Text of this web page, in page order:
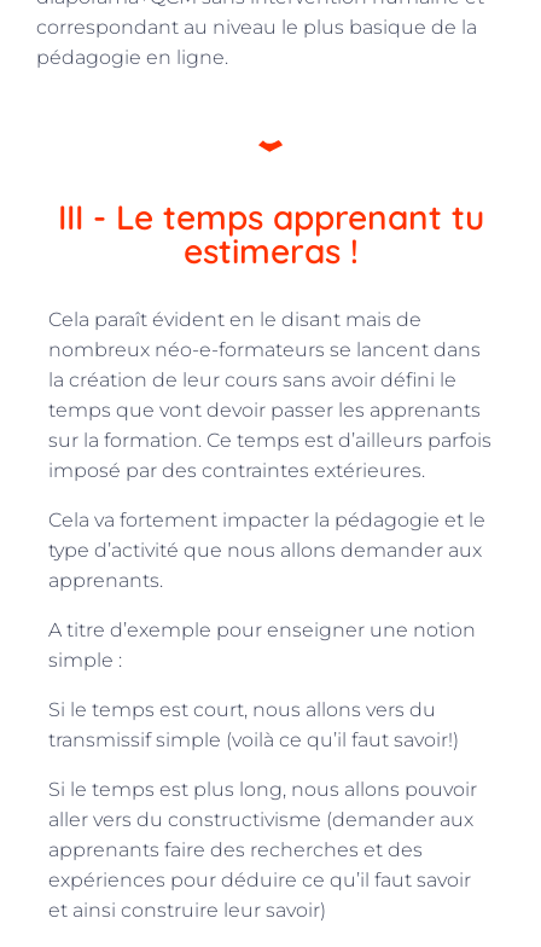
correspondant au niveau le plus basique de la
pédagogie en ligne.
III - Le temps apprenant tu
estimeras !
Cela paraît évident en le disant mais de
nombreux néo-e-formateurs se lancent dans
la création de leur cours sans avoir défini le
temps que vont devoir passer les apprenants
sur la formation. Ce temps est d’ailleurs parfois
imposé par des contraintes extérieures.
Cela va fortement impacter la pédagogie et le
type d’activité que nous allons demander aux
apprenants.
A titre d’exemple pour enseigner une notion
simple :
Si le temps est court, nous allons vers du
transmissif simple (voilà ce qu’il faut savoir!)
Si le temps est plus long, nous allons pouvoir
aller vers du constructivisme (demander aux
apprenants faire des recherches et des
expériences pour déduire ce qu’il faut savoir
et ainsi construire leur savoir)